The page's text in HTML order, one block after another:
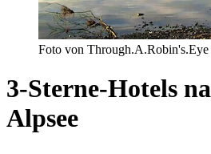
Foto von Through.A.Robin's.Eye
3-Sterne-Hotels
Alpsee